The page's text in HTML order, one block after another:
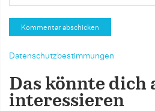
Datenschutzbestimmungen
Das könnte dich
interessieren